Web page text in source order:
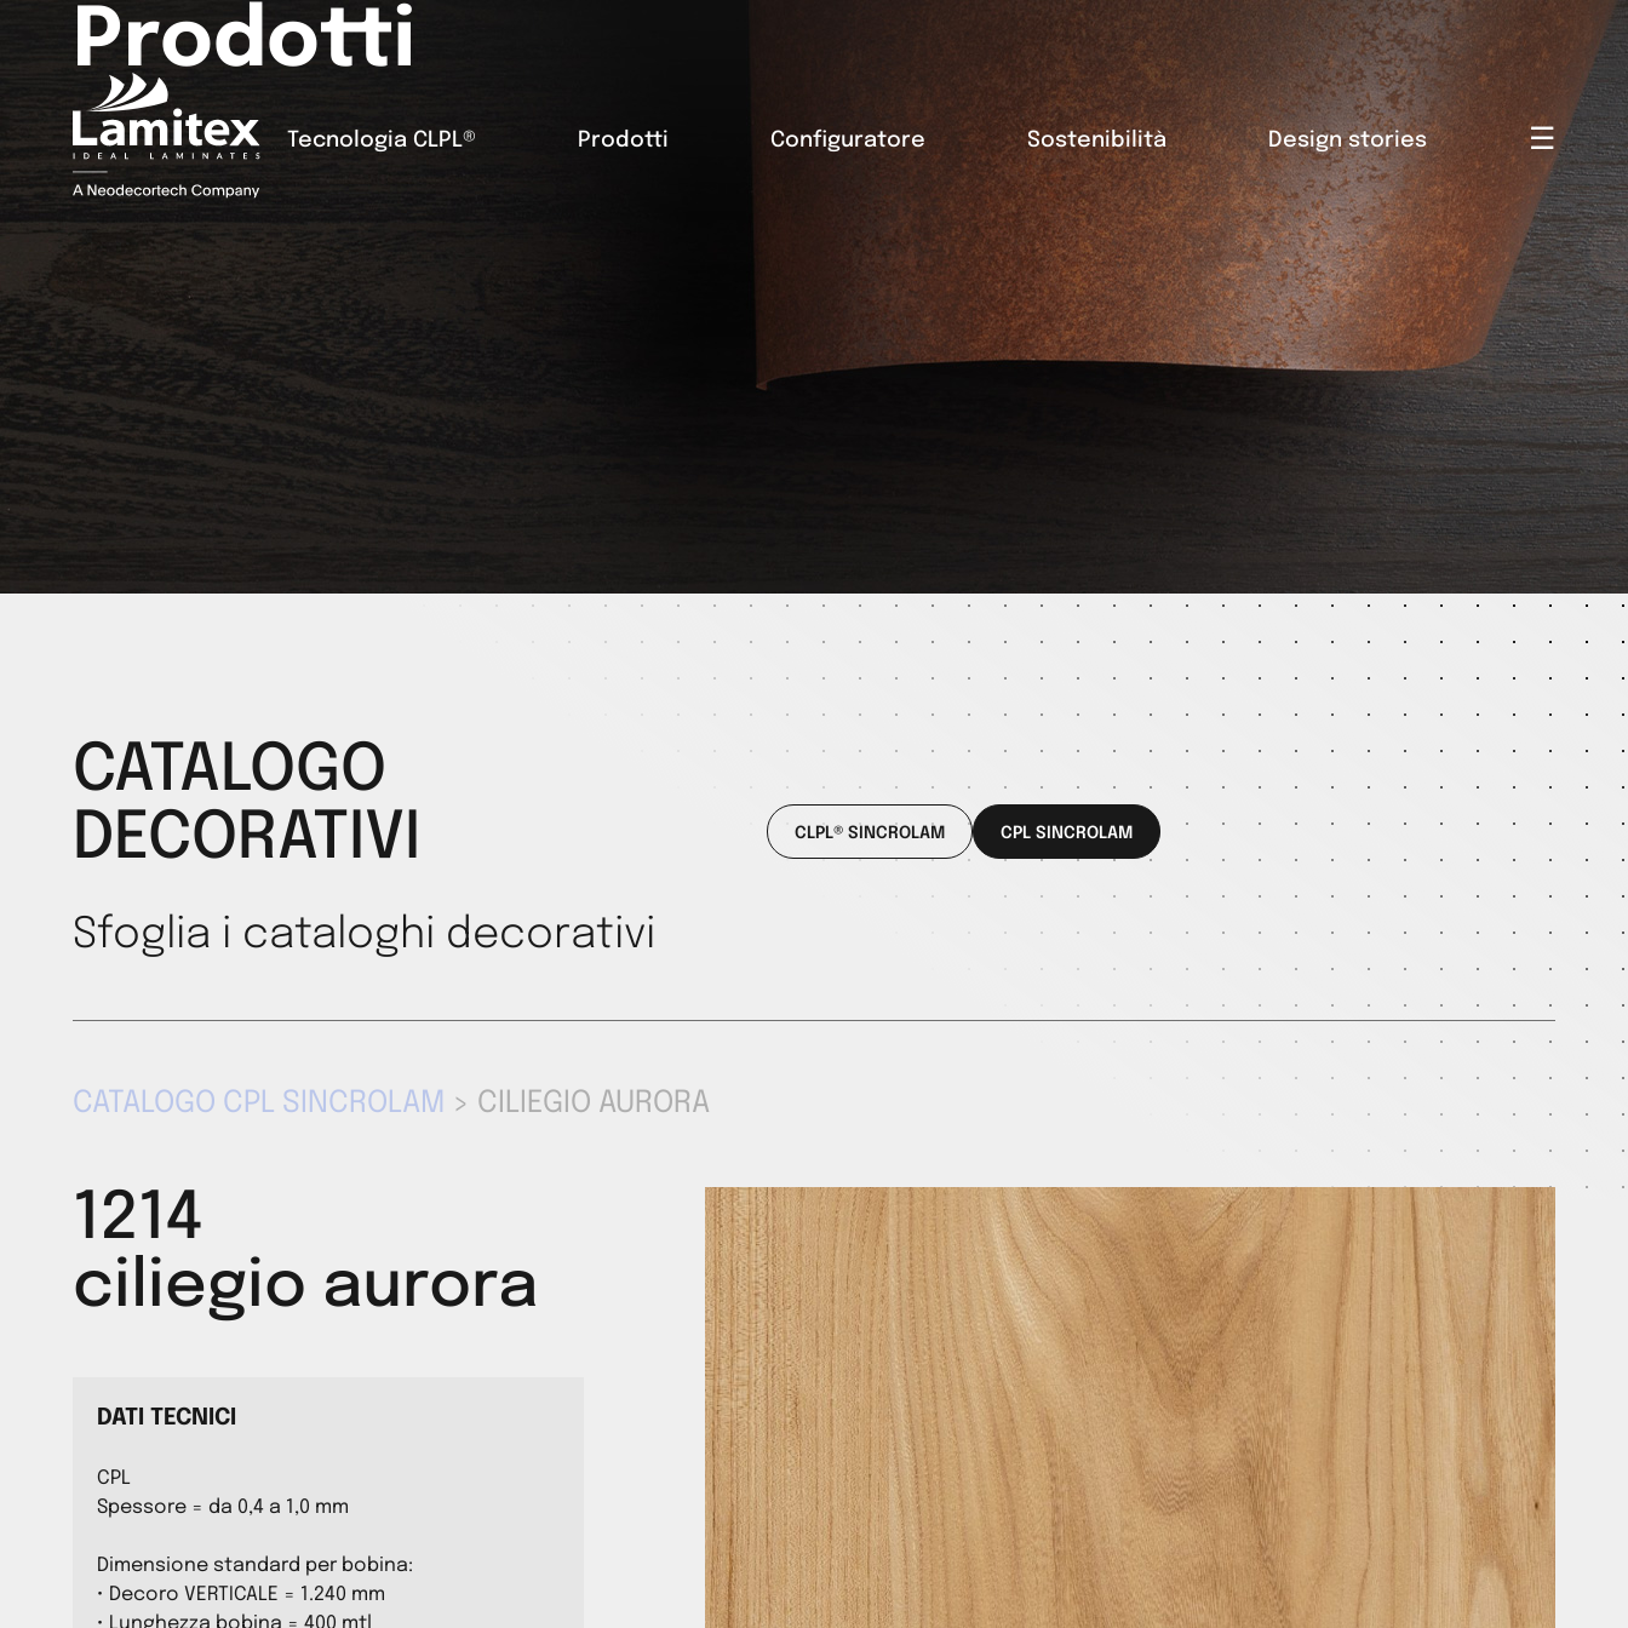
Tecnologia CLPL® Prodotti Configuratore Sostenibilità Design stories ☰
Prodotti
CATALOGO
DECORATIVI
Sfoglia i cataloghi decorativi
CLPL® SINCROLAM CPL SINCROLAM
CATALOGO CPL SINCROLAM > CILIEGIO AURORA
1214
ciliegio aurora
DATI TECNICI
CPL
Spessore = da 0,4 a 1,0 mm
Dimensione standard per bobina:
• Decoro VERTICALE = 1.240 mm
• Lunghezza bobina = 400 mtl